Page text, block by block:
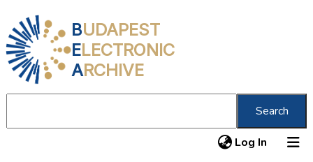
BUDAPEST
ELECTRONIC
ARCHIVE
Search
Log In (current)